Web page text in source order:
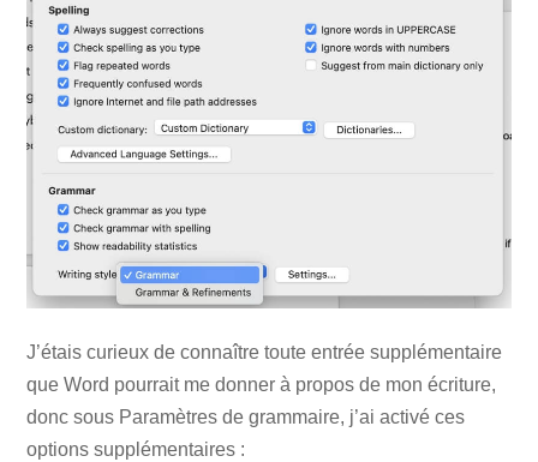
J’étais curieux de connaître toute entrée supplémentaire
que Word pourrait me donner à propos de mon écriture,
donc sous Paramètres de grammaire, j’ai activé ces
options supplémentaires :